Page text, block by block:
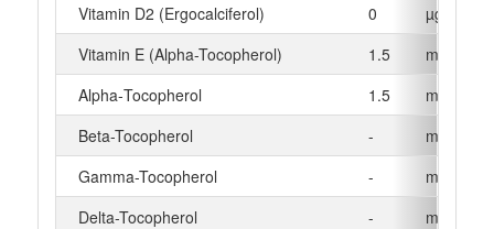
Vitamin D2 (Ergocalciferol)
0
µg
Vitamin E (Alpha-Tocopherol)
1.5
mg
Alpha‑Tocopherol
1.5
mg
Beta-Tocopherol
-
mg
Gamma-Tocopherol
-
mg
Delta-Tocopherol
-
mg